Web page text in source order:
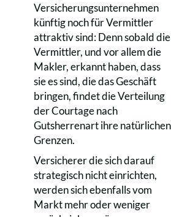
Versicherungsunternehmen
künftig noch für Vermittler
attraktiv sind: Denn sobald die
Vermittler, und vor allem die
Makler, erkannt haben, dass
sie es sind, die das Geschäft
bringen, findet die Verteilung
der Courtage nach
Gutsherrenart ihre natürlichen
Grenzen.
Versicherer die sich darauf
strategisch nicht einrichten,
werden sich ebenfalls vom
Markt mehr oder weniger